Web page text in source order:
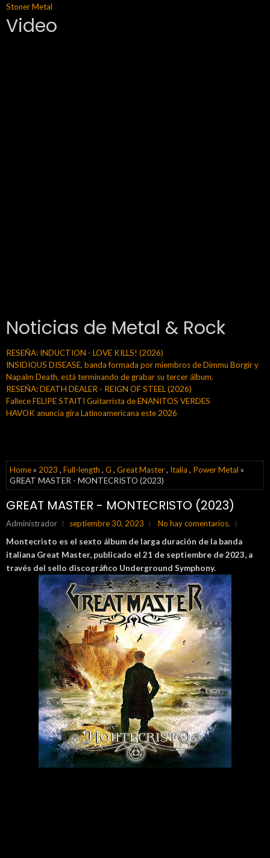
Stoner Metal
Video
Noticias de Metal & Rock
RESEÑA: INDUCTION - LOVE KILLS! (2026)
INSIDIOUS DISEASE, banda formada por miembros de Dimmu Borgir y
Napalm Death, está terminando de grabar su tercer álbum.
RESEÑA: DEATH DEALER - REIGN OF STEEL (2026)
Fallece FELIPE STAITI Guitarrista de ENANITOS VERDES
HAVOK anuncia gira Latinoamericana este 2026
Home» 2023 , Full-length , G , Great Master, Italia , Power Metal »
GREAT MASTER - MONTECRISTO (2023)
GREAT MASTER - MONTECRISTO (2023)
Administrador septiembre 30, 2023
No hay comentarios.
Montecristo es el sexto álbum de larga duración de la banda
italiana Great Master, publicado el 21 de septiembre de 2023, a
través del sello discográfico Underground Symphony.